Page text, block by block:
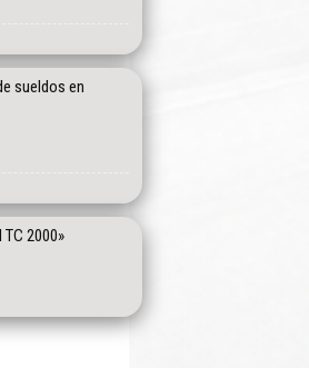
sueldos en
2000»